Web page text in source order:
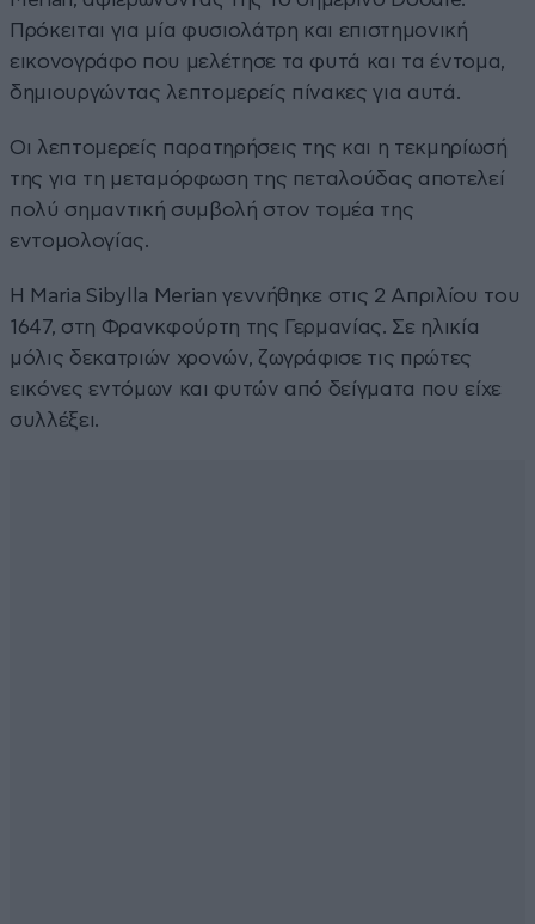
Πρόκειται για μία φυσιολάτρη και επιστημονική
εικονογράφο που μελέτησε τα φυτά και τα έντομα,
δημιουργώντας λεπτομερείς πίνακες για αυτά.
Οι λεπτομερείς παρατηρήσεις της και η τεκμηρίωσή
της για τη μεταμόρφωση της πεταλούδας αποτελεί
πολύ σημαντική συμβολή στον τομέα της
εντομολογίας.
Η Maria Sibylla Merian γεννήθηκε στις 2 Απριλίου του
1647, στη Φρανκφούρτη της Γερμανίας. Σε ηλικία
μόλις δεκατριών χρονών, ζωγράφισε τις πρώτες
εικόνες εντόμων και φυτών από δείγματα που είχε
συλλέξει.